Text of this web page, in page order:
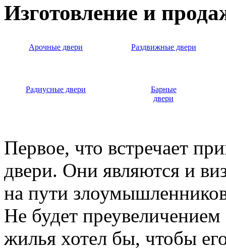
Изготовление и
Арочные двери Раздвижные двери
Радиусные двери
Барные
двери
Первое, что встречает
двери. Они являются и
на пути
Не будет
жилья хотел бы, чтобы